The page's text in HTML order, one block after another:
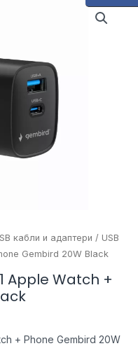
кабли и адаптери / USB
Gembird 20W Black
Apple Watch +
+ Phone Gembird 20W